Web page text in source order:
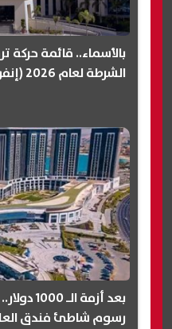
بالأسماء.. قائمة حركة
الشرطة لعام 2026 (إنفوجراف)
بعد
رسوم شاطئ فندق